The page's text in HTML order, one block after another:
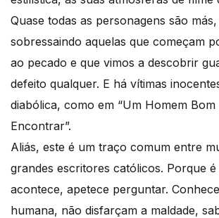
Quase todas as personagens são
sobressaindo aquelas que começam
ao pecado e que vimos a descobrir
defeito qualquer. E há vítimas
diabólica, como em “Um Homem Bom
Encontrar”.
Aliás, este é um traço comum entre
grandes escritores católicos. Porque é
acontece, apetece perguntar.
humana, não disfarçam a maldade,